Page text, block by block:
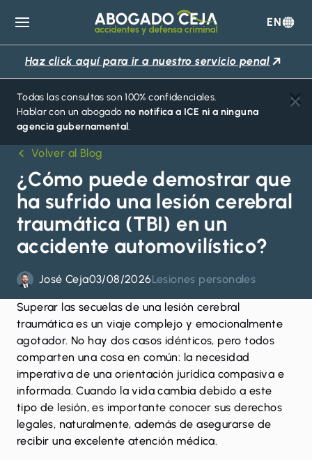
Abogado
Ceja
EN
Haz click aquí para ir a nuestro servicio penal
Todas las consultas son 100% confidenciales.
Hablar con un abogado no notifica a ICE ni a ninguna
agencia gubernamental.
Volver al Blog
¿Cómo puede demostrar que
ha sufrido una lesión cerebral
traumática (TBI) en un
accidente automovilístico?
José Ceja03/08/2026Lesiones personales
Superar las secuelas de una lesión cerebral
traumática es un viaje complejo y emocionalmente
agotador. No hay dos casos idénticos, pero todos
comparten una cosa en común: la necesidad
imperativa de una orientación jurídica compasiva e
informada. Cuando la vida cambia debido a este
tipo de lesión, es importante conocer sus derechos
legales, naturalmente, además de asegurarse de
recibir una excelente atención médica.